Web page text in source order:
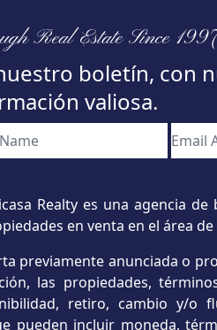
Real Estate Since
boletín, con
valiosa.
Realty es una agencia
en venta en el área de
previamente anunciada o
las propiedades,
retiro, cambio y/o
pueden incluir moneda,